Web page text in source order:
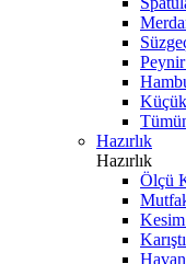
Hazırlık
Hazırlık
Ölçü